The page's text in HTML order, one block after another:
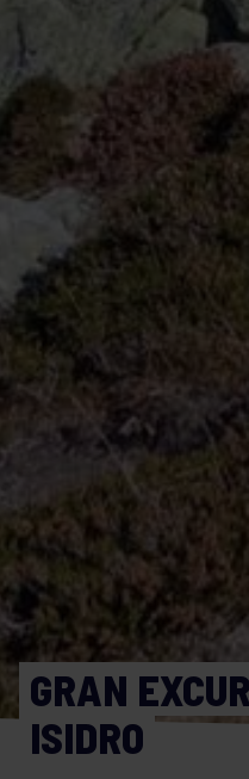
GRAN
ISIDRO